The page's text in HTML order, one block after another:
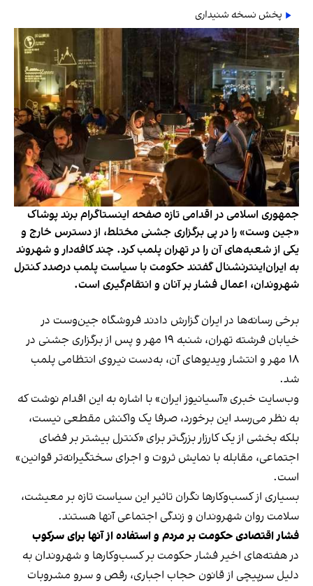
پخش نسخه شنیداری
جمهوری اسلامی در اقدامی تازه صفحه اینستاگرام برند پوشاک
«جین وست» را در پی برگزاری جشنی مختلط، از دسترس خارج و
یکی از شعبه‌های آن را در تهران پلمب کرد. چند کافه‌‌دار و شهروند
به ایران‌اینترنشنال گفتند حکومت با سیاست پلمب درصدد کنترل
شهروندان، اعمال فشار بر آنان و انتقام‌گیری است.
برخی رسانه‌ها در ایران گزارش دادند فروشگاه جین‌وست در
خیابان فرشته تهران، شنبه ۱۹ مهر و پس از برگزاری جشنی در
۱۸ مهر و انتشار ویدیوهای آن، به‌دست نیروی انتظامی پلمب
شد.
وب‌سایت خبری «آسیانیوز ایران» با اشاره به این اقدام نوشت که
به نظر می‌رسد این برخورد، صرفا یک واکنش مقطعی نیست،
بلکه بخشی از یک کارزار بزرگ‌تر برای «کنترل بیشتر بر فضای
اجتماعی، مقابله با نمایش ثروت و اجرای سختگیرانه‌تر قوانین»
است.
بسیاری از کسب‌وکارها نگران تاثیر این سیاست‌ تازه بر معیشت،
سلامت روان شهروندان و زندگی اجتماعی آنها هستند.
فشار اقتصادی حکومت بر مردم و استفاده از آنها برای سرکوب
در هفته‌های اخیر فشار حکومت بر کسب‌وکارها و شهروندان به
دلیل سرپیچی از قانون حجاب اجباری، رقص و سرو مشروبات